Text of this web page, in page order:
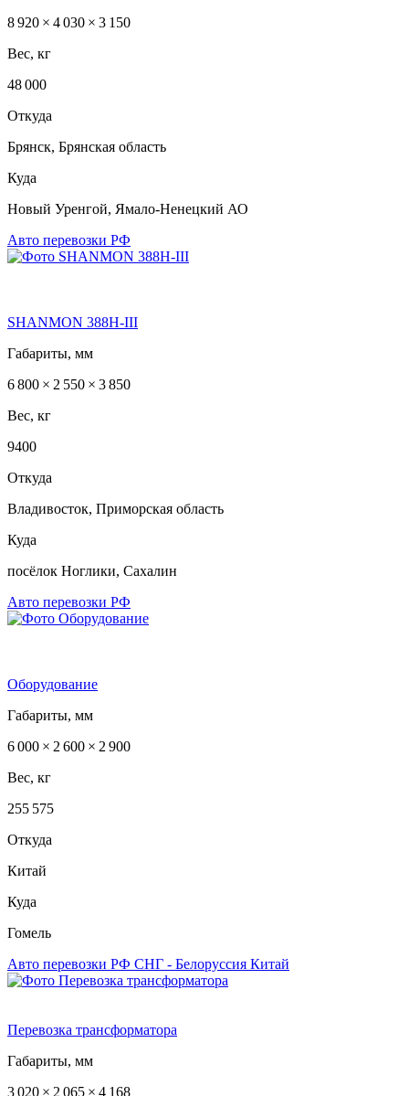
8 920 × 4 030 × 3 150
Вес, кг
48 000
Откуда
Брянск, Брянская область
Куда
Новый Уренгой, Ямало-Ненецкий АО
Авто перевозки РФ
SHANMON 388Н-III
Габариты, мм
6 800 × 2 550 × 3 850
Вес, кг
9400
Откуда
Владивосток, Приморская область
Куда
посёлок Ноглики, Сахалин
Авто перевозки РФ
Оборудование
Габариты, мм
6 000 × 2 600 × 2 900
Вес, кг
255 575
Откуда
Китай
Куда
Гомель
Авто перевозки РФ СНГ - Белоруссия Китай
Перевозка трансформатора
Габариты, мм
3 020 × 2 065 × 4 168